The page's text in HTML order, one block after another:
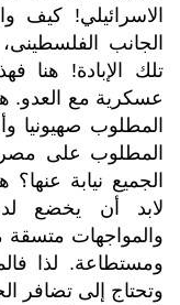
الاسرائيلي! كيف
الجانب
تلك الإبادة! هنا
عسكرية مع العدو.
المطلوب صهيونيا
المطلوب على
الجميع نيابة
لابد أن يخضع
والمواجهات متسقة
ومستطاعة. لذا
وتحتاج إلى تضافر